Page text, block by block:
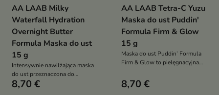
AA LAAB Milky
Waterfall Hydration
Overnight Butter
Formula Maska do ust
15 g
Intensywnie nawilżająca maska
do ust przeznaczona do
pielęgnacji ust suchych,
8,70 €
AA LAAB Tetra-C Yuzu
Maska do ust Puddin'
Formula Firm & Glow
15 g
Maska do ust Puddin’ Formula
Firm & Glow to pielęgnacyjna
przeznaczona do ust
przesuszonych, pozbawionych
8,70 €